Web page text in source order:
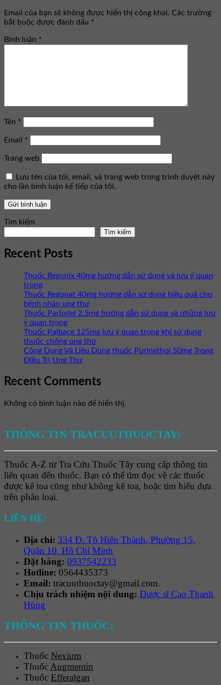
Email của bạn sẽ không được hiển thị công khai. Các trường
bắt buộc được đánh dấu *
Bình luận *
Tên *
Email *
Trang web
Lưu tên của tôi, email, và trang web trong trình duyệt này
cho lần bình luận kế tiếp của tôi.
Tìm kiếm
Tìm kiếm
Recent Posts
Thuốc Regonix 40mg hướng dẫn sử dụng và lưu ý quan
trọng
Thuốc Regonat 40mg hướng dẫn sử dụng hiệu quả cho
bệnh nhân ung thư
Thuốc Parlodel 2.5mg hướng dẫn sử dụng và những lưu
ý quan trọng
Thuốc Palbace 125mg lưu ý quan trọng khi sử dụng
thuốc chống ung thư
Công Dụng Và Liều Dùng thuốc Purinethol 50mg Trong
Điều Trị Ung Thư
Recent Comments
Không có bình luận nào để hiển thị.
THÔNG TIN TRACUUTHUOCTAY:
Thuốc A-Z từ Tra Cứu Thuốc Tây cung cấp thông tin
liên quan đến thuốc. Bạn có thể tìm đọc về các thuốc
được kê toa cũng như không kê toa, hoặc tìm hiểu dựa
trên phân loại.
LIÊN HỆ:
Địa chỉ: 334 Đ. Tô Hiến Thành, Phường 15,
Quận 10, Hồ Chí Minh
Đặt hàng: 0937542233
Hotline: 0564435373
Email: tracuuthuoctay@gmail.com.
Chịu trách nhiệm nội dung: Dược sĩ Cao Thanh
Hùng
THÔNG TIN THUỐC:
Thuốc Nexium
Thuốc Augmentin
Thuốc Efferalgan